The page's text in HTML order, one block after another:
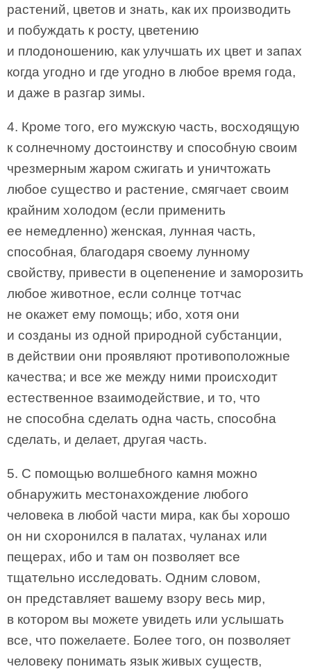
растений, цветов и знать, как их производить
и побуждать к росту, цветению
и плодоношению, как улучшать их цвет и запах
когда угодно и где угодно в любое время года,
и даже в разгар зимы.
4. Кроме того, его мужскую часть, восходящую
к солнечному достоинству и способную своим
чрезмерным жаром сжигать и уничтожать
любое существо и растение, смягчает своим
крайним холодом (если применить
ее немедленно) женская, лунная часть,
способная, благодаря своему лунному
свойству, привести в оцепенение и заморозить
любое животное, если солнце тотчас
не окажет ему помощь; ибо, хотя они
и созданы из одной природной субстанции,
в действии они проявляют противоположные
качества; и все же между ними происходит
естественное взаимодействие, и то, что
не способна сделать одна часть, способна
сделать, и делает, другая часть.
5. С помощью волшебного камня можно
обнаружить местонахождение любого
человека в любой части мира, как бы хорошо
он ни схоронился в палатах, чуланах или
пещерах, ибо и там он позволяет все
тщательно исследовать. Одним словом,
он представляет вашему взору весь мир,
в котором вы можете увидеть или услышать
все, что пожелаете. Более того, он позволяет
человеку понимать язык живых существ,